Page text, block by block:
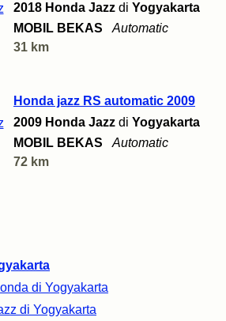
di Yogyakarta
di Yogyakarta
2018 Honda Jazz di Yogyakarta
MOBIL BEKAS
Automatic
31 km
Honda jazz RS automatic 2009
2009 Honda Jazz di Yogyakarta
MOBIL BEKAS
Automatic
72 km